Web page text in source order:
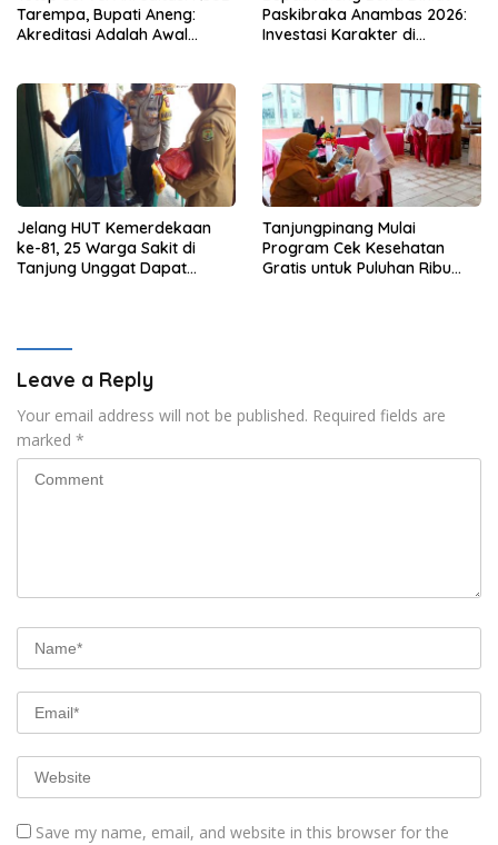
Tarempa, Bupati Aneng:
Akreditasi Adalah Awal
Paskibraka Anambas 2026:
Investasi Karakter di
Jelang HUT Kemerdekaan
ke-81, 25 Warga Sakit di
Tanjung Unggat Dapat
Tanjungpinang Mulai
Program Cek Kesehatan
Gratis untuk Puluhan Ribu
Leave a Reply
Your email address will not be published. Required fields are
marked *
Save my name, email, and website in this browser for the